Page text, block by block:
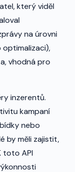
který viděl
na úrovni
vhodná pro
inzerentů.
kampaní
nebo
by měli zajistit,
toto API